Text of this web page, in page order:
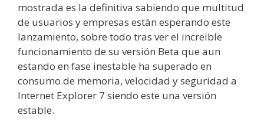
mostrada es la definitiva sabiendo que multitud
de usuarios y empresas están esperando este
lanzamiento, sobre todo tras ver el increible
funcionamiento de su versión Beta que aun
estando en fase inestable ha superado en
consumo de memoria, velocidad y seguridad a
Internet Explorer 7 siendo este una versión
estable.